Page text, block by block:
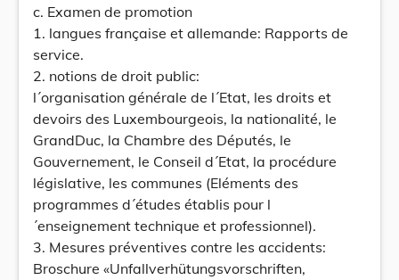
c. Examen de promotion
1. langues française et allemande: Rapports de
service.
2. notions de droit public:
l´organisation générale de l´Etat, les droits et
devoirs des Luxembourgeois, la nationalité, le
GrandDuc, la Chambre des Députés, le
Gouvernement, le Conseil d´Etat, la procédure
législative, les communes (Eléments des
programmes d´études établis pour l
´enseignement technique et professionnel).
3. Mesures préventives contre les accidents:
Broschure «Unfallverhütungsvorschriften,